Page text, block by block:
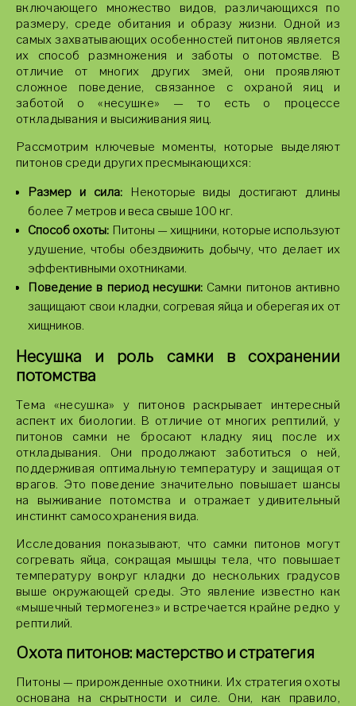
включающего множество видов, различающихся по
размеру, среде обитания и образу жизни. Одной из
самых захватывающих особенностей питонов является
их способ размножения и заботы о потомстве. В
отличие от многих других змей, они проявляют
сложное поведение, связанное с охраной яиц и
заботой о «несушке» — то есть о процессе
откладывания и высиживания яиц.
Рассмотрим ключевые моменты, которые выделяют
питонов среди других пресмыкающихся:
Размер и сила:Некоторые виды достигают длины
более 7 метров и веса свыше 100 кг.
Способ охоты: Питоны — хищники, которые используют
удушение, чтобы обездвижить добычу, что делает их
эффективными охотниками.
Поведение в период несушки: Самки питонов активно
защищают свои кладки, согревая яйца и оберегая их от
хищников.
Несушка и роль самки в сохранении
потомства
Тема «несушка» у питонов раскрывает интересный
аспект их биологии. В отличие от многих рептилий, у
питонов самки не бросают кладку яиц после их
откладывания. Они продолжают заботиться о ней,
поддерживая оптимальную температуру и защищая от
врагов. Это поведение значительно повышает шансы
на выживание потомства и отражает удивительный
инстинкт самосохранения вида.
Исследования показывают, что самки питонов могут
согревать яйца, сокращая мышцы тела, что повышает
температуру вокруг кладки до нескольких градусов
выше окружающей среды. Это явление известно как
«мышечный термогенез» и встречается крайне редко у
рептилий.
Охота питонов: мастерство и стратегия
Питоны — прирожденные охотники. Их стратегия охоты
основана на скрытности и силе. Они, как правило,